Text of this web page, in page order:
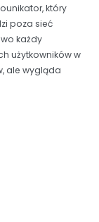
który
poza sieć
każdy
użytkowników w
ale wygląda